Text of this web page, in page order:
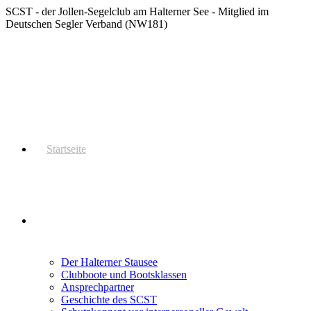
Zum
Inhalt
SCST - der Jollen-Segelclub am Halterner See - Mitglied im
Deutschen Segler Verband (NW181)
Startseite
Der Halterner Stausee
Clubboote und Bootsklassen
Ansprechpartner
Geschichte des SCST